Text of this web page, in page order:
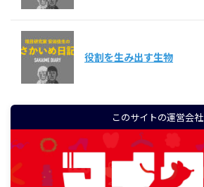
役割を生み出す生物
このサイトの運営会社